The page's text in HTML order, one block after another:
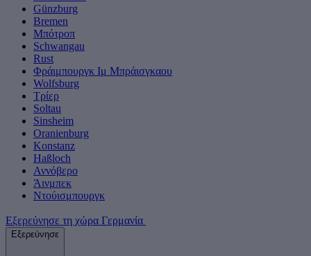
Günzburg
Bremen
Μπότροπ
Schwangau
Rust
Φράιμπουργκ Ιμ Μπράισγκαου
Wolfsburg
Τρίερ
Soltau
Sinsheim
Oranienburg
Konstanz
Haßloch
Αννόβερο
Άινμπεκ
Ντούισμπουργκ
Εξερεύνησε τη χώρα Γερμανία
Εξερεύνησε